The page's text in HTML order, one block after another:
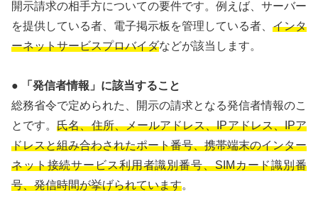
開示請求の相手方についての要件です。例えば、サーバー
を提供している者、電子掲示板を管理している者、 インタ
ーネットサービスプロバイダなどが該当します。
● 「発信者情報」に該当すること
総務省令で定められた、開示の請求となる発信者情報のこ
とです。氏名、住所、メールアドレス、IPアドレス、IPア
ドレスと組み合わされたポート番号、携帯端末のインター
ネット接続サービス利用者識別番号、SIMカード識別番
号、発信時間が挙げられています。